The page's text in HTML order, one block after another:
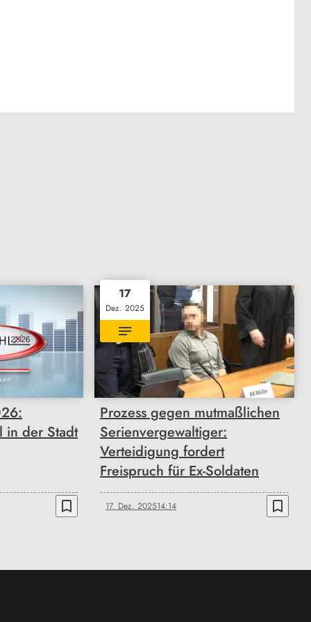
in der Stadt
bookmark_border
17
Dez. 2025
Prozess gegen mutmaßlichen
Serienvergewaltiger:
Verteidigung fordert
Freispruch für Ex-Soldaten
17. Dez. 202514:14 bookmark_border